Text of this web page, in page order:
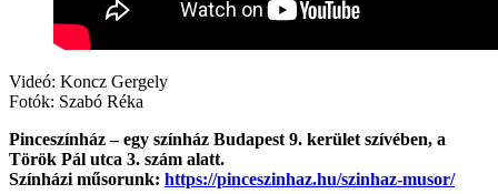
Videó: Koncz Gergely
Fotók: Szabó Réka
Pinceszínház – egy színház Budapest 9. kerület szívében, a
Török Pál utca 3. szám alatt.
Színházi műsorunk: https://pinceszinhaz.hu/szinhaz-musor/